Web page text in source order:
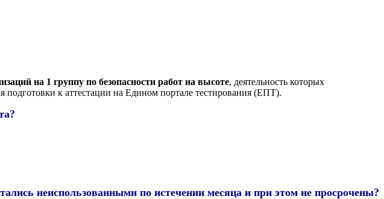
на 1 группу по безопасности работ на высоте, деятельность которых
подготовки к аттестации на Едином портале тестирования (ЕПТ).
неиспользованными по истечении месяца и при этом не просрочены?